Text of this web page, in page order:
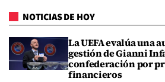
NOTICIAS DE HOY
La UEFA evalúa una
gestión de Gianni
confederación por
financieros